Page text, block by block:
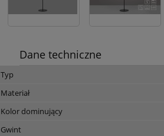
Dane techniczne
Typ
Materiał
Kolor dominujący
Gwint